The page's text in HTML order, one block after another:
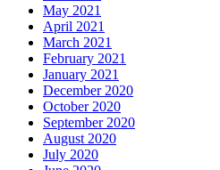
May 2021
April 2021
March 2021
February 2021
January 2021
December 2020
October 2020
September 2020
August 2020
July 2020